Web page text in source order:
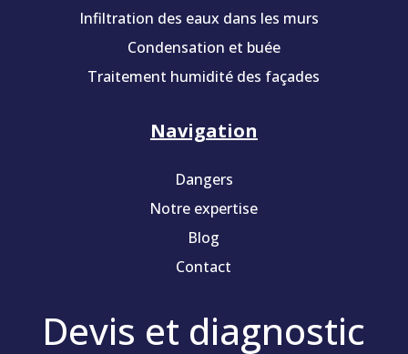
Infiltration des eaux dans les murs
Condensation et buée
Traitement humidité des façades
Navigation
Dangers
Notre expertise
Blog
Contact
Devis et diagnostic